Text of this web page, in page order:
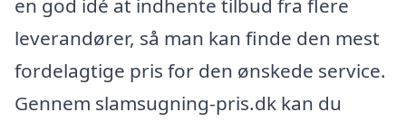
en god idé at indhente tilbud fra flere
leverandører, så man kan finde den mest
fordelagtige pris for den ønskede service.
Gennem slamsugning-pris.dk kan du